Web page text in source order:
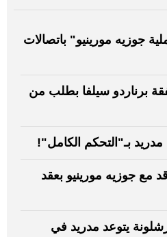
جوزيه مورينيو" باتصالات
برناردو سيلفا بطلب من
مدريد بـ"التحكم الكامل"!
مع جوزيه مورينيو بعقد
يتوعد مدريد في